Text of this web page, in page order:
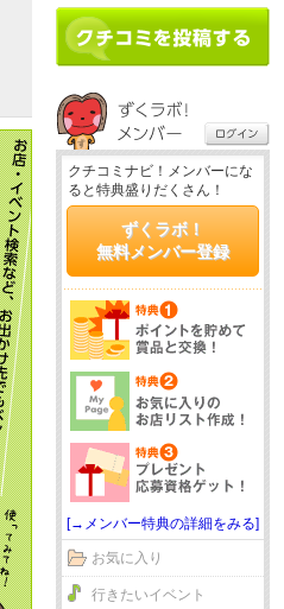
クチコミナビ！メンバーにな
ると特典盛りだくさん！
ずくラボ！
無料メンバー登録
[→メンバー特典の詳細をみる]
お気に入り
行きたいイベント